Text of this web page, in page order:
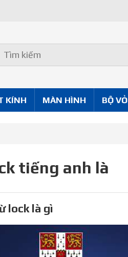
KÍNH MÀN HÌNH BỘ VỎ
tiếng anh là
lock là gì